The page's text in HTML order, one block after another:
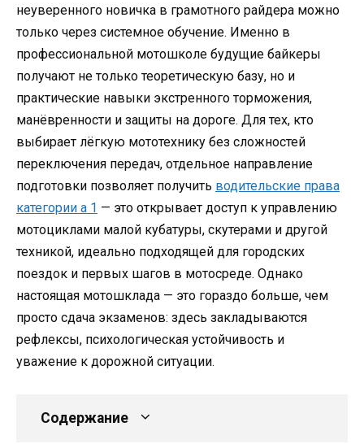
неуверенного новичка в грамотного райдера можно
только через системное обучение. Именно в
профессиональной мотошколе будущие байкеры
получают не только теоретическую базу, но и
практические навыки экстренного торможения,
манёвренности и защиты на дороге. Для тех, кто
выбирает лёгкую мототехнику без сложностей
переключения передач, отдельное направление
подготовки позволяет получить водительские права
категории а 1 — это открывает доступ к управлению
мотоциклами малой кубатуры, скутерами и другой
техникой, идеально подходящей для городских
поездок и первых шагов в мотосреде. Однако
настоящая мотошклада — это гораздо больше, чем
просто сдача экзаменов: здесь закладываются
рефлексы, психологическая устойчивость и
уважение к дорожной ситуации.
Содержание